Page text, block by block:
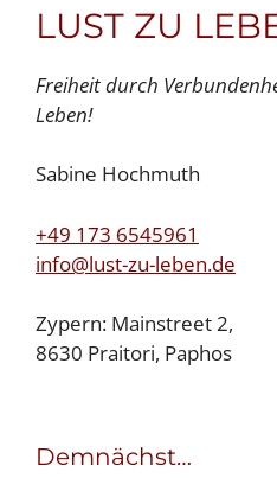
LUST ZU
Freiheit durch
Leben!
Sabine Hochmuth
+49 173 6545961
info@lust-zu-leben.de
Zypern: Mainstreet 2,
8630 Praitori, Paphos
Demnächst…